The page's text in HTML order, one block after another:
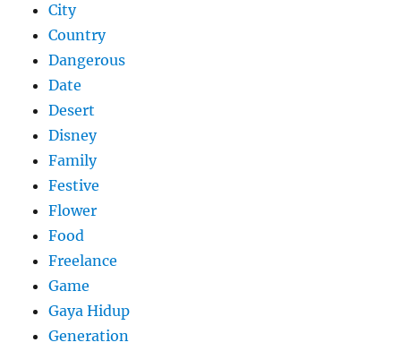
City
Country
Dangerous
Date
Desert
Disney
Family
Festive
Flower
Food
Freelance
Game
Gaya Hidup
Generation